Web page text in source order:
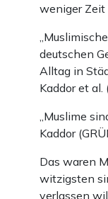
weniger Zeit
deutschen
Alltag in
Kaddor et
„Muslime
Kaddor
Das waren
witzigsten
verlassen